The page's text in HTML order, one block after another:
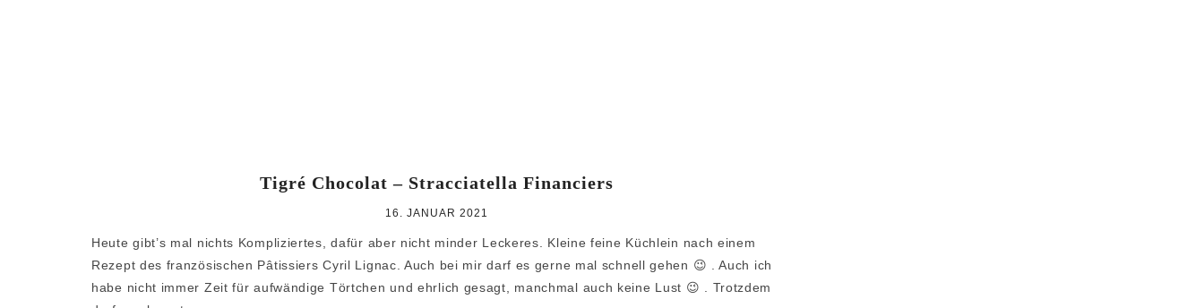
Tigré Chocolat – Stracciatella Financiers
16. JANUAR 2021
Heute gibt’s mal nichts Kompliziertes, dafür aber nicht minder Leckeres. Kleine feine Küchlein nach einem
Rezept des französischen Pâtissiers Cyril Lignac. Auch bei mir darf es gerne mal schnell gehen 😉 . Auch ich
habe nicht immer Zeit für aufwändige Törtchen und ehrlich gesagt, manchmal auch keine Lust 😉 . Trotzdem